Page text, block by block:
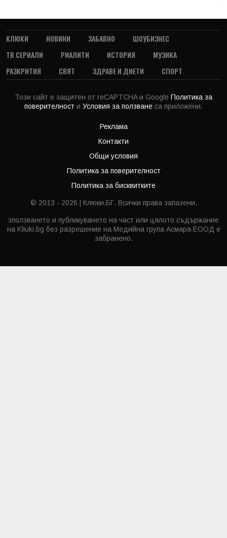
КЛЮКИ НОВИНИ ЗАБАВНО
ШОУБИЗНЕС
ТВ СЕРИАЛИ
РИАЛИТИ ИСТОРИЯ
МУЗИКА
РАЗКРИТИЯ
СВЯТ ЗДРАВЕ И ДИЕТИ СПОРТ
Този сайт е защитен от reCAPTCHA и Google Политика за
поверителност и Условия за ползване са приложени.
Реклама
Контакти
Общи условия
Политика за поверителност
Политика за бисквитките
© 2013 - 2026 | Клюки.БГ. Всички права запазени.
зползването и публикуването на част или цялото съдържание
на Kliuki.bg без разрешение на Медийна група Асмара ЕООД е
забранено.